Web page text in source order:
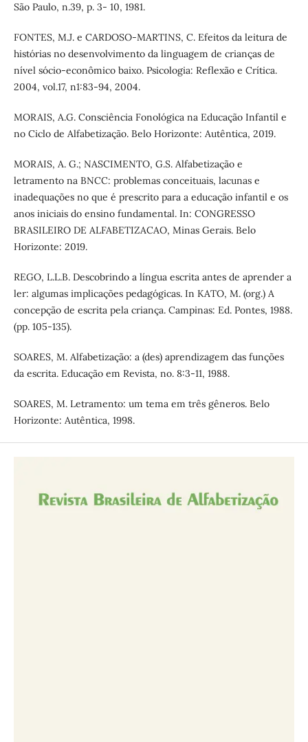
São Paulo, n.39, p. 3- 10, 1981.
FONTES, M.J. e CARDOSO-MARTINS, C. Efeitos da leitura de
histórias no desenvolvimento da linguagem de crianças de
nível sócio-econômico baixo. Psicologia: Reflexão e Crítica.
2004, vol.17, n1:83-94, 2004.
MORAIS, A.G. Consciência Fonológica na Educação Infantil e
no Ciclo de Alfabetização. Belo Horizonte: Autêntica, 2019.
MORAIS, A. G.; NASCIMENTO, G.S. Alfabetização e
letramento na BNCC: problemas conceituais, lacunas e
inadequações no que é prescrito para a educação infantil e os
anos iniciais do ensino fundamental. In: CONGRESSO
BRASILEIRO DE ALFABETIZACAO, Minas Gerais. Belo
Horizonte: 2019.
REGO, L.L.B. Descobrindo a língua escrita antes de aprender a
ler: algumas implicações pedagógicas. In KATO, M. (org.) A
concepção de escrita pela criança. Campinas: Ed. Pontes, 1988.
(pp. 105-135).
SOARES, M. Alfabetização: a (des) aprendizagem das funções
da escrita. Educação em Revista, no. 8:3-11, 1988.
SOARES, M. Letramento: um tema em três gêneros. Belo
Horizonte: Autêntica, 1998.